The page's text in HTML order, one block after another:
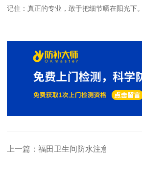
记住：真正的专业，敢于把细节晒在阳光下
上一篇：福田卫生间防水注意事项你